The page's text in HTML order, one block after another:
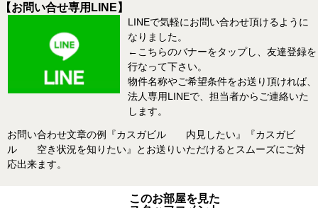
【お問い合せ専用LINE】
LINEで気軽にお問い合わせ頂けるように
なりました。
←こちらのバナーをタップし、友達登録を
行なって下さい。
物件名称やご希望条件をお送り頂ければ、
法人専用LINEで、担当者からご連絡いた
します。
お問い合わせ文章の例『カスガビル 内見したい』『カスガビ
ル 空き状況を知りたい』とお送りいただけるとスムーズにご対
応出来ます。
このお部屋を見た